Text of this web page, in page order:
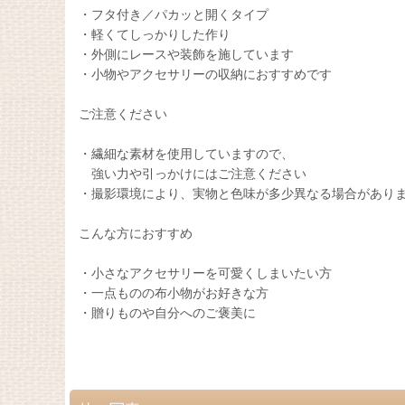
・フタ付き／パカッと開くタイプ
・軽くてしっかりした作り
・外側にレースや装飾を施しています
・小物やアクセサリーの収納におすすめです
ご注意ください
・繊細な素材を使用していますので、
強い力や引っかけにはご注意ください
・撮影環境により、実物と色味が多少異なる場合があり
こんな方におすすめ
・小さなアクセサリーを可愛くしまいたい方
・一点ものの布小物がお好きな方
・贈りものや自分へのご褒美に